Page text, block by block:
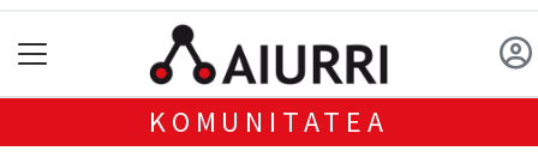
KOMUNITATEA